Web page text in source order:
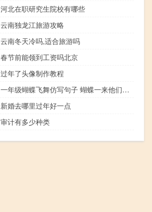
河北在职研究生院校有哪些
云南独龙江旅游攻略
云南冬天冷吗,适合旅游吗
春节前能领到工资吗北京
过年了头像制作教程
一年级蝴蝶飞舞仿写句子 蝴蝶一来他们仿写句子
新婚去哪里过年好一点
审计有多少种类